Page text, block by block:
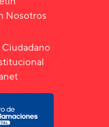
Nosotros